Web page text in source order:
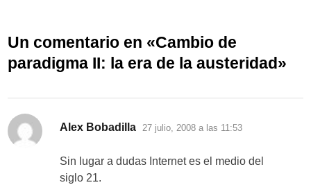
Un comentario en «Cambio de
paradigma II: la era de la austeridad»
Alex Bobadilla dice:
27 julio, 2008 a las 11:53
Sin lugar a dudas Internet es el medio del
siglo 21.